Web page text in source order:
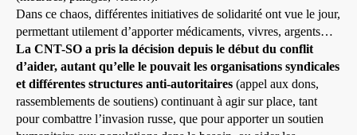
Dans ce chaos, différentes initiatives de solidarité ont vue le jour,
permettant utilement d’apporter médicaments, vivres, argents…
La CNT-SO a pris la décision depuis le début du conflit
d’aider, autant qu’elle le pouvait les organisations syndicales
et différentes structures anti-autoritaires (appel aux dons,
rassemblements de soutiens) continuant à agir sur place, tant
pour combattre l’invasion russe, que pour apporter un soutien